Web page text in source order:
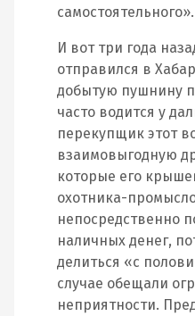
самостоятельного».
И вот три года
отправился в
добытую пушнину
часто водится у
перекупщик этот
взаимовыгодную
которые его
охотника-
непосредственно
наличных денег,
делиться «с
случае обещали
неприятности.